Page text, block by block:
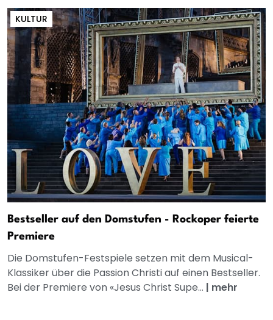
KULTUR
Bestseller auf den Domstufen - Rockoper feierte
Premiere
Die Domstufen-Festspiele setzen mit dem Musical-
Klassiker über die Passion Christi auf einen Bestseller.
Bei der Premiere von «Jesus Christ Supe... | mehr